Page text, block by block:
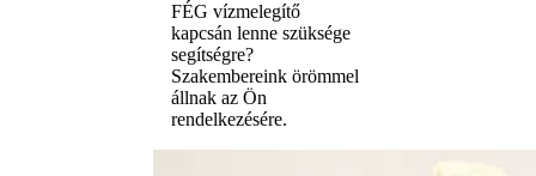
FÉG vízmelegítő
kapcsán lenne szüksége
segítségre?
Szakembereink örömmel
állnak az Ön
rendelkezésére.